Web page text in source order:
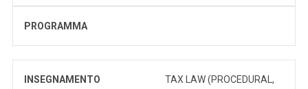
PROGRAMMA
INSEGNAMENTO
TAX LAW (PROCEDURAL,